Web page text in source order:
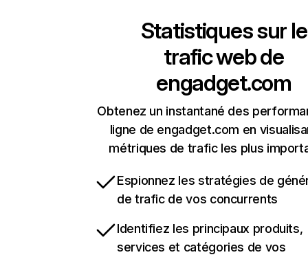
Statistiques sur le
trafic web de
engadget.com
Obtenez un instantané des
ligne de engadget.com en
métriques de trafic les plus
Espionnez les stratégies de
de trafic de vos concurrents
Identifiez les principaux produits,
services et catégories de vos